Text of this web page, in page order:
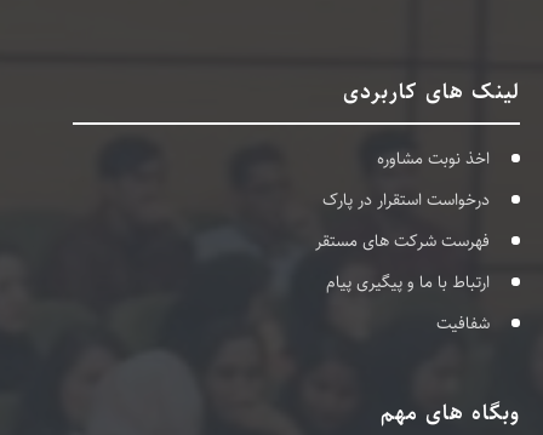
لینک های کاربردی
اخذ نوبت مشاوره
درخواست استقرار در پارک
فهرست شرکت های مستقر
ارتباط با ما و پیگیری پیام
شفافیت
وبگاه های مهم